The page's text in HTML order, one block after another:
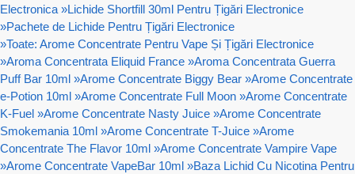
Electronica »Lichide Shortfill 30ml Pentru Țigări Electronice
»Pachete de Lichide Pentru Țigări Electronice
»Toate: Arome Concentrate Pentru Vape Și Țigări Electronice
»Aroma Concentrata Eliquid France »Aroma Concentrata Guerra
Puff Bar 10ml »Arome Concentrate Biggy Bear »Arome Concentrate
e-Potion 10ml »Arome Concentrate Full Moon »Arome Concentrate
K-Fuel »Arome Concentrate Nasty Juice »Arome Concentrate
Smokemania 10ml »Arome Concentrate T-Juice »Arome
Concentrate The Flavor 10ml »Arome Concentrate Vampire Vape
»Arome Concentrate VapeBar 10ml »Baza Lichid Cu Nicotina Pentru